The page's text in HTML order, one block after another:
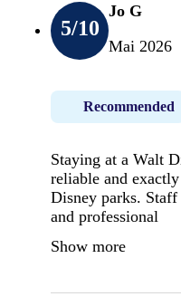
5/10
Jo G
Mai 2026
Recommended
Staying at a Walt
reliable and
Disney parks.
and professional
Show more